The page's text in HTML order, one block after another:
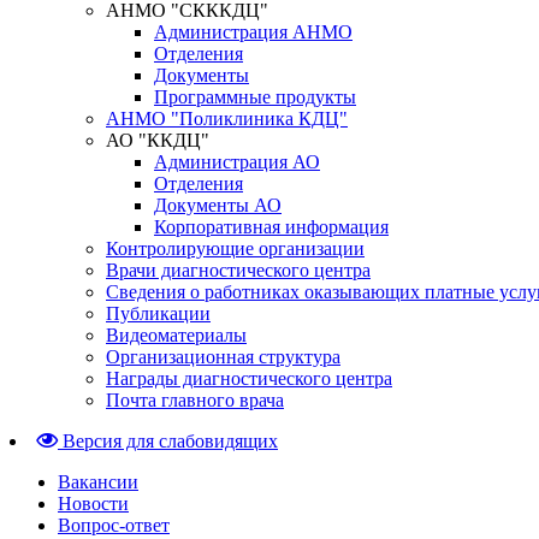
АНМО "СКККДЦ"
Администрация АНМО
Отделения
Документы
Программные продукты
АНМО "Поликлиника КДЦ"
АО "ККДЦ"
Администрация АО
Отделения
Документы АО
Корпоративная информация
Контролирующие организации
Врачи диагностического центра
Сведения о работниках оказывающих платные
Публикации
Видеоматериалы
Организационная структура
Награды диагностического центра
Почта главного врача
Версия для слабовидящих
Вакансии
Новости
Вопрос-ответ